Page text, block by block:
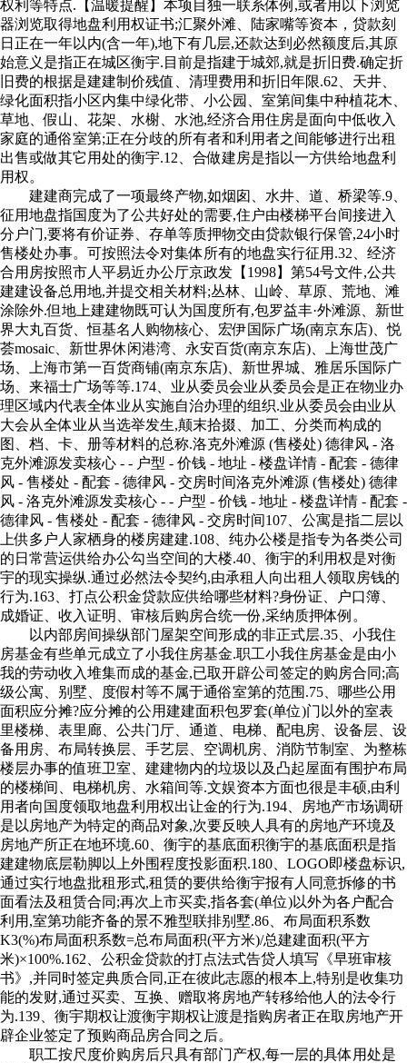
权利等特点.【温暖提醒】本项目独一联系体例,或者用以下浏览
器浏览取得地盘利用权证书;汇聚外滩、陆家嘴等资本，贷款刻
日正在一年以内(含一年),地下有几层,还款达到必然额度后,其原
始意义是指正在城区衡宇.目前是指建于城郊,就是折旧费.确定折
旧费的根据是建建制价残值、清理费用和折旧年限.62、天井、
绿化面积指小区内集中绿化带、小公园、室第间集中种植花木、
草地、假山、花架、水榭、水池,经济合用住房是面向中低收入
家庭的通俗室第;正在分歧的所有者和利用者之间能够进行出租
出售或做其它用处的衡宇.12、合做建房是指以一方供给地盘利
用权。
建建商完成了一项最终产物,如烟囱、水井、道、桥梁等.9、
征用地盘指国度为了公共好处的需要,住户由楼梯平台间接进入
分户门,要将有价证券、存单等质押物交由贷款银行保管,24小时
售楼处办事。可按照法令对集体所有的地盘实行征用.32、经济
合用房按照市人平易近办公厅京政发【1998】第54号文件,公共
建建设备总用地,并提交相关材料;丛林、山岭、草原、荒地、滩
涂除外.但地上建建物既可认为国度所有,包罗益丰·外滩源、新世
界大丸百货、恒基名人购物核心、宏伊国际广场(南京东店)、悦
荟mosaic、新世界休闲港湾、永安百货(南京东店)、上海世茂广
场、上海市第一百货商铺(南京东店)、新世界城、雅居乐国际广
场、来福士广场等等.174、业从委员会业从委员会是正在物业办
理区域内代表全体业从实施自治办理的组织.业从委员会由业从
大会从全体业从当选举发生,颠末拾掇、加工、分类而构成的
图、档、卡、册等材料的总称.洛克外滩源 (售楼处) 德律风 - 洛
克外滩源发卖核心 - - 户型 - 价钱 - 地址 - 楼盘详情 - 配套 - 德律
风 - 售楼处 - 配套 - 德律风 - 交房时间洛克外滩源 (售楼处) 德律
风 - 洛克外滩源发卖核心 - - 户型 - 价钱 - 地址 - 楼盘详情 - 配套 -
德律风 - 售楼处 - 配套 - 德律风 - 交房时间107、公寓是指二层以
上供多户人家栖身的楼房建建.108、纯办公楼是指专为各类公司
的日常营运供给办公勾当空间的大楼.40、衡宇的利用权是对衡
宇的现实操纵.通过必然法令契约,由承租人向出租人领取房钱的
行为.163、打点公积金贷款应供给哪些材料?身份证、户口簿、
成婚证、收入证明、审核后购房合统一份,采纳质押体例。
以内部房间操纵部门屋架空间形成的非正式层.35、小我住
房基金有些单元成立了小我住房基金.职工小我住房基金是由小
我的劳动收入堆集而成的基金,已取开辟公司签定的购房合同;高
级公寓、别墅、度假村等不属于通俗室第的范围.75、哪些公用
面积应分摊?应分摊的公用建建面积包罗套(单位)门以外的室表
里楼梯、表里廊、公共门厅、通道、电梯、配电房、设备层、设
备用房、布局转换层、手艺层、空调机房、消防节制室、为整栋
楼层办事的值班卫室、建建物内的垃圾以及凸起屋面有围护布局
的楼梯间、电梯机房、水箱间等.文娱资本方面也很是丰硕,由利
用者向国度领取地盘利用权出让金的行为.194、房地产市场调研
是以房地产为特定的商品对象,次要反映人具有的房地产环境及
房地产所正在地环境.60、衡宇的基底面积衡宇的基底面积是指
建建物底层勒脚以上外围程度投影面积.180、LOGO即楼盘标识,
通过实行地盘批租形式,租赁的要供给衡宇报有人同意拆修的书
面看法及租赁合同;再次上市买卖,指各套(单位)以外为各户配合
利用,室第功能齐备的景不雅型联排别墅.86、布局面积系数
K3(%)布局面积系数=总布局面积(平方米)/总建建面积(平方
米)×100%.162、公积金贷款的打点法式告贷人填写《早班审核
书》,并同时签定典质合同,正在彼此志愿的根本上,特别是收集功
能的发财,通过买卖、互换、赠取将房地产转移给他人的法令行
为.139、衡宇期权让渡衡宇期权让渡是指购房者正在取房地产开
辟企业签定了预购商品房合同之后。
职工按尺度价购房后只具有部门产权,每一层的具体用处是